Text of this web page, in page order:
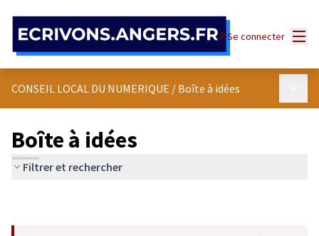
Se connecter
CONSEIL LOCAL DU NUMERIQUE / Boîte à idées
Boîte à idées
Filtrer et rechercher